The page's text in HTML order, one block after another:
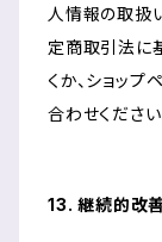
人情報の取扱
定商取引法に
くか、ショッ
合わせください
13. 継続的改